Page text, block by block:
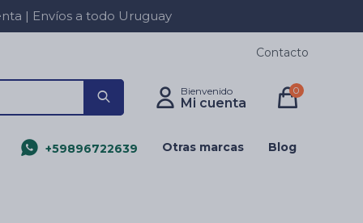
| Envíos a todo Uruguay
+59896722639 Otras marcas Blog
0
Contacto